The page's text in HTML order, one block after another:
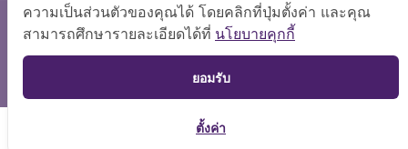
สงวนลิขสิทธิ์ © 2566 กองบริหารการคลัง
แสดงผลได้ดีที่ขนาดหน้าจอ 1024x768 pixel
แผนผังเว็บไซต์
TOP
ความเป็นส่วนตัวของคุณได้ โดยคลิกที่ปุ่มตั้งค่า และคุณ
สามารถศึกษารายละเอียดได้ที่ นโยบายคุกกี้
ยอมรับ
ตั้งค่า